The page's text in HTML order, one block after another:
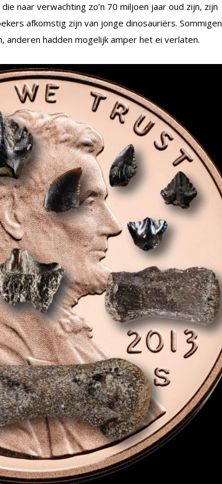
naar verwachting zo’n 70 miljoen jaar oud zijn, zijn
afkomstig zijn van jonge dinosauriërs. Sommigen
anderen hadden mogelijk amper het ei verlaten.